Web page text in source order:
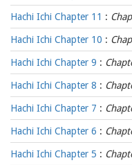
Hachi Ichi Chapter 11 :
Hachi Ichi Chapter 10 :
Hachi Ichi Chapter 9 :
Hachi Ichi Chapter 8 :
Hachi Ichi Chapter 7 :
Hachi Ichi Chapter 6 :
Hachi Ichi Chapter 5 :